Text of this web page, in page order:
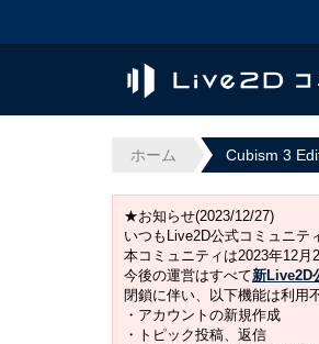
ホーム Cubism 3
★お知らせ(2023/12/27)
いつもLive2D公式コミュニテ
本コミュニティは2023年12月
今後の運営はすべて新Live2D
閉鎖に伴い、以下機能は利用
・アカウントの新規作成
・トピック投稿、返信